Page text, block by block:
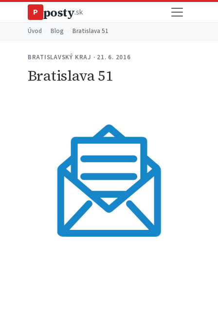
P posty.sk
Úvod Blog Bratislava 51
BRATISLAVSKÝ KRAJ · 21. 6. 2016
Bratislava 51